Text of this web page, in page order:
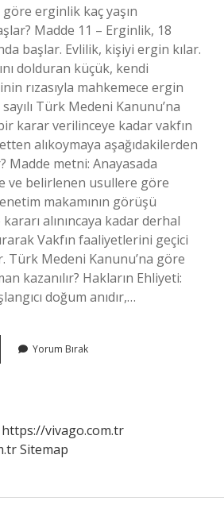
göre erginlik kaç yaşın
Madde 11 – Erginlik, 18
başlar. Evlilik, kişiyi ergin kılar.
dolduran küçük, kendi
rızasıyla mahkemece ergin
Türk Medeni Kanunu’na
karar verilinceye kadar vakfın
alıkoymaya aşağıdakilerden
Madde metni: Anayasada
ve belirlenen usullere göre
makamının görüşü
alınıncaya kadar derhal
Vakfın faaliyetlerini geçici
Türk Medeni Kanunu’na göre
kazanılır? Hakların Ehliyeti:
doğum anıdır,…
Yorum Bırak
https://vivago.com.tr
Sitemap